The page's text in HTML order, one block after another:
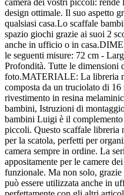
design ottimale. Il suo aspetto
qualsiasi casa.Lo scaffale
spazio giochi grazie ai suoi 2
anche in ufficio o in
le seguenti misure: 72 cm -
Profondità. Tutte le dimensioni
foto.MATERIALE: La libreria
composta da un truciolato di
rivestimento in resina
bambini, Istruzioni di
bambini Luigi è il
piccoli. Questo scaffale libreria
per la scatola, perfetti per
camera sempre in ordine. La
appositamente per le camere
funzionale. Ma non solo,
può essere utilizzata anche in